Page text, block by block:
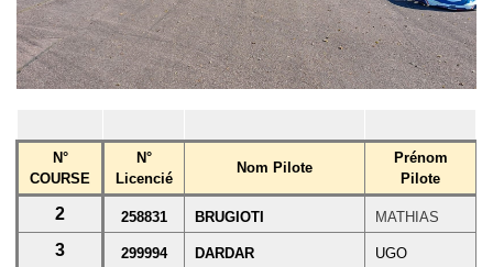
N°
COURSE
N°
Licencié
Nom Pilote
Prénom
Pilote
2 258831 BRUGIOTI MATHIAS
3 299994 DARDAR UGO